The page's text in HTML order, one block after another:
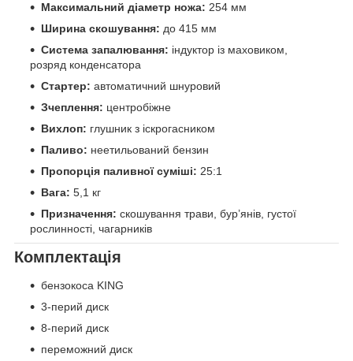
Максимальний діаметр ножа: 254 мм
Ширина скошування: до 415 мм
Система запалювання: індуктор із маховиком,
розряд конденсатора
Стартер: автоматичний шнуровий
Зчеплення: центробіжне
Вихлоп: глушник з іскрогасником
Паливо: неетильований бензин
Пропорція паливної суміші: 25:1
Вага: 5,1 кг
Призначення: скошування трави, бур’янів, густої
рослинності, чагарників
Комплектація
бензокоса KING
3-перий диск
8-перий диск
переможний диск